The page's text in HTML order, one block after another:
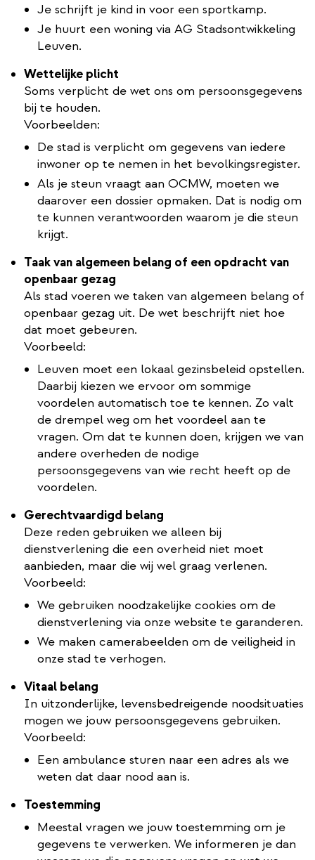
Je schrijft je kind in voor een sportkamp.
Je huurt een woning via AG Stadsontwikkeling
Leuven.
Wettelijke plicht
Soms verplicht de wet ons om persoonsgegevens
bij te houden.
Voorbeelden:
De stad is verplicht om gegevens van iedere
inwoner op te nemen in het bevolkingsregister.
Als je steun vraagt aan OCMW, moeten we
daarover een dossier opmaken. Dat is nodig om
te kunnen verantwoorden waarom je die steun
krijgt.
Taak van algemeen belang of een opdracht van
openbaar gezag
Als stad voeren we taken van algemeen belang of
openbaar gezag uit. De wet beschrijft niet hoe
dat moet gebeuren.
Voorbeeld:
Leuven moet een lokaal gezinsbeleid opstellen.
Daarbij kiezen we ervoor om sommige
voordelen automatisch toe te kennen. Zo valt
de drempel weg om het voordeel aan te
vragen. Om dat te kunnen doen, krijgen we van
andere overheden de nodige
persoonsgegevens van wie recht heeft op de
voordelen.
Gerechtvaardigd belang
Deze reden gebruiken we alleen bij
dienstverlening die een overheid niet moet
aanbieden, maar die wij wel graag verlenen.
Voorbeeld:
We gebruiken noodzakelijke cookies om de
dienstverlening via onze website te garanderen.
We maken camerabeelden om de veiligheid in
onze stad te verhogen.
Vitaal belang
In uitzonderlijke, levensbedreigende noodsituaties
mogen we jouw persoonsgegevens gebruiken.
Voorbeeld:
Een ambulance sturen naar een adres als we
weten dat daar nood aan is.
Toestemming
Meestal vragen we jouw toestemming om je
gegevens te verwerken. We informeren je dan